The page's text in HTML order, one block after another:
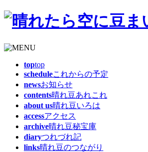
toptop
scheduleこれからの予定
newsお知らせ
contents晴れ豆あれこれ
about us晴れ豆いろは
accessアクセス
archive晴れ豆秘宝庫
diaryつれづれ記
links晴れ豆のつながり